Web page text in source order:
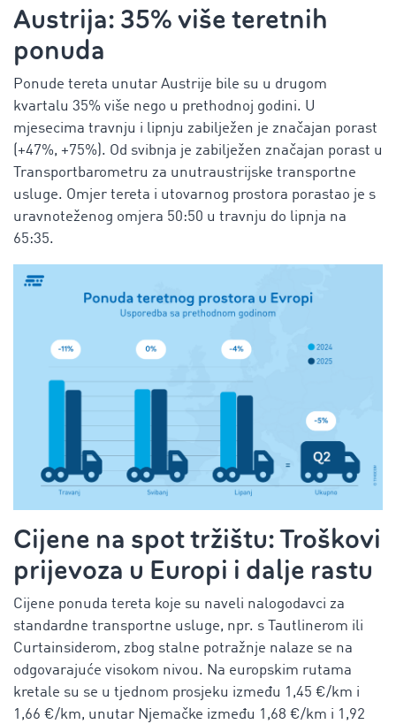
Austrija: 35% više teretnih
ponuda
Ponude tereta unutar Austrije bile su u drugom
kvartalu 35% više nego u prethodnoj godini. U
mjesecima travnju i lipnju zabilježen je značajan porast
(+47%, +75%). Od svibnja je zabilježen značajan porast u
Transportbarometru za unutraustrijske transportne
usluge. Omjer tereta i utovarnog prostora porastao je s
uravnoteženog omjera 50:50 u travnju do lipnja na
65:35.
Cijene na spot tržištu: Troškovi
prijevoza u Europi i dalje rastu
Cijene ponuda tereta koje su naveli nalogodavci za
standardne transportne usluge, npr. s Tautlinerom ili
Curtainsiderom, zbog stalne potražnje nalaze se na
odgovarajuće visokom nivou. Na europskim rutama
kretale su se u tjednom prosjeku između 1,45 €/km i
1,66 €/km, unutar Njemačke između 1,68 €/km i 1,92